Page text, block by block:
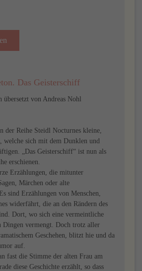
Das Geisterschiff
übersetzt von Andreas Nohl
der Reihe Steidl Nocturnes kleine,
welche sich mit dem Dunklen und
„Das Geisterschiff“ ist nun als
erschienen.
Erzählungen, die mitunter
Märchen oder alte
sind Erzählungen von Menschen,
widerfährt, die an den Rändern des
Dort, wo sich eine vermeintliche
Dingen vermengt. Doch trotz aller
Geschehen, blitzt hie und da
auf.
fast die Stimme der alten Frau am
diese Geschichte erzählt, so dass